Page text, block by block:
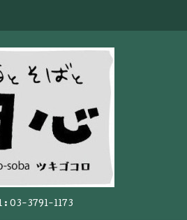
: 03-3791-1173